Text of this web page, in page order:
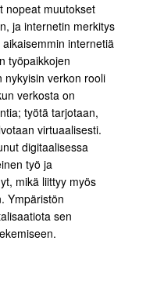
nopeat muutokset
ja internetin merkitys
internetiä
työpaikkojen
nykyisin verkon rooli
verkosta on
työtä tarjotaan,
virtuaalisesti.
digitaalisessa
työ ja
mikä liittyy myös
Ympäristön
sen